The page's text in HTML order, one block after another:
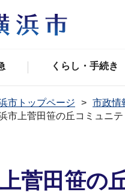
くらし・手続き
市トップページ 市政情
市上菅田笹の丘コミュニ
菅田笹の